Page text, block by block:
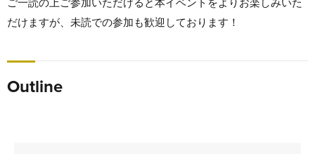
ご一読の上ご参加いただけると本イベントをよりお楽しみいた
だけますが、未読での参加も歓迎しております！
Outline